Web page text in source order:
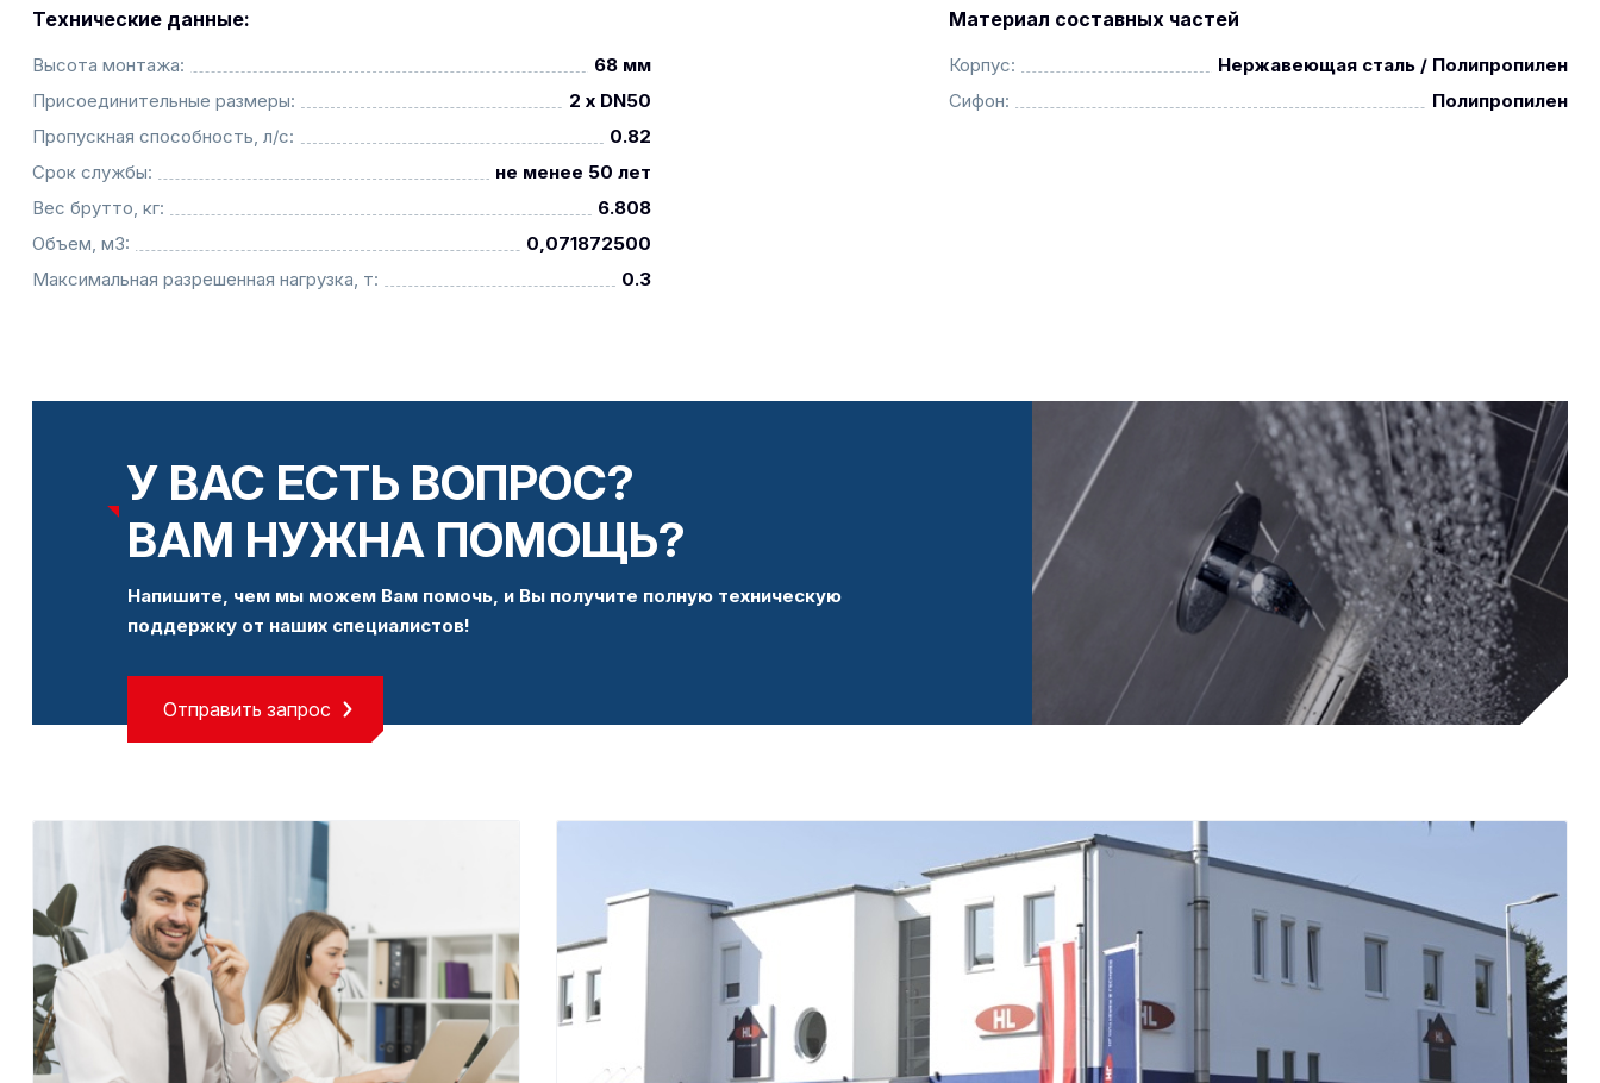
Технические данные:
Высота монтажа:
68 мм
Присоединительные размеры:
2 x DN50
Пропускная способность, л/с:
0.82
Срок службы:
не менее 50 лет
Вес брутто, кг:
6.808
Объем, м3:
0,071872500
Максимальная разрешенная нагрузка, т:
0.3
Материал составных частей
Корпус:
Нержавеющая сталь / Полипропилен
Сифон:
Полипропилен
У ВАС ЕСТЬ ВОПРОС?
ВАМ НУЖНА ПОМОЩЬ?
Напишите, чем мы можем Вам помочь, и Вы получите полную техническую
поддержку от наших специалистов!
Отправить запрос